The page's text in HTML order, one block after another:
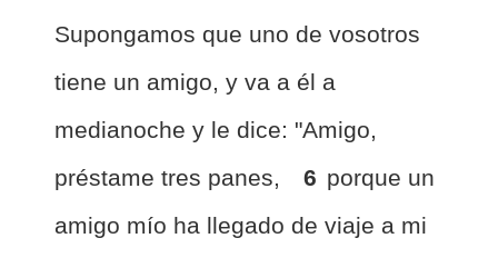
Supongamos que uno de vosotros
tiene un amigo, y va a él a
medianoche y le dice: "Amigo,
préstame tres panes,
6 porque un
amigo mío ha llegado de viaje a mi